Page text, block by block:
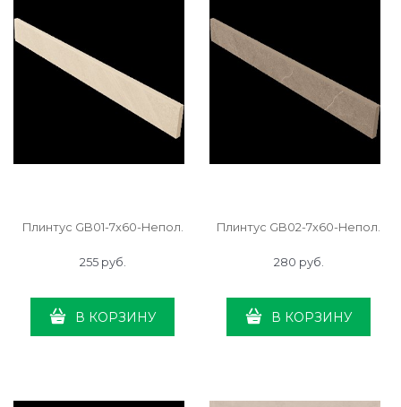
Плинтус GB01-7x60-Непол.
255 руб.
В КОРЗИНУ
Плинтус GB02-7x60-Непол.
280 руб.
В КОРЗИНУ